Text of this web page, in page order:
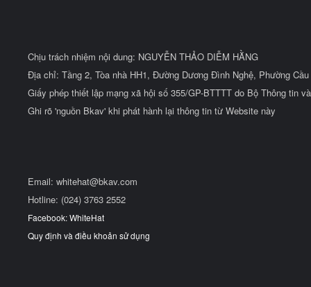
Chịu trách nhiệm nội dung: NGUYỄN THẢO DIỄM HẰNG
Địa chỉ: Tầng 2, Tòa nhà HH1, Đường Dương Đình Nghệ, Phường
Giấy phép thiết lập mạng xã hội số 355/GP-BTTTT do Bộ Thông tin
Ghi rõ 'nguồn Bkav' khi phát hành lại thông tin từ Website này
Email: whitehat@bkav.com
Hotline: (024) 3763 2552
Facebook: WhiteHat
Quy định và điều khoản sử dụng